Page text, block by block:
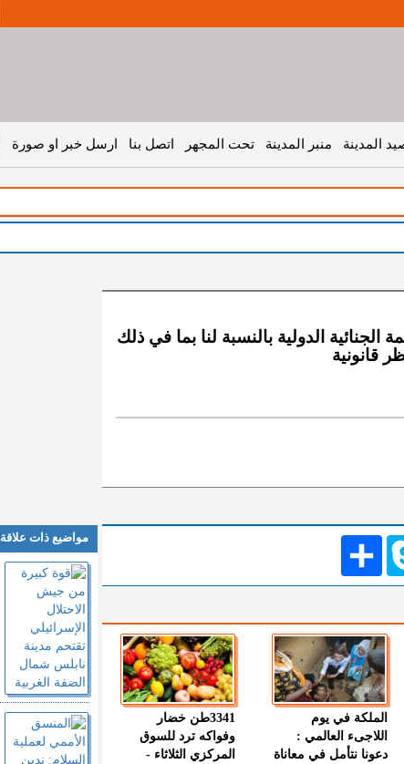
المدينة منبر المدينة تحت المجهر اتصل بنا ارسل خبر او صورة
الجنائية الدولية بالنسبة لنا بما في ذلك
قانونية
انشر
الملكة في يوم
اللاجىء العالمي :
دعونا نتأمل في معاناة
3341طن خضار
وفواكه ترد للسوق
المركزي الثلاثاء -
مواضيع ذات علاقة